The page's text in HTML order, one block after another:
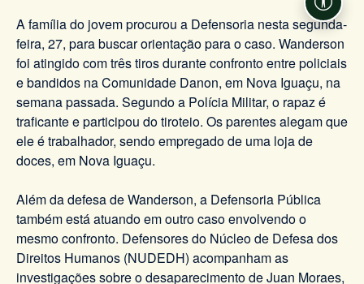
A família do jovem procurou a Defensoria nesta segunda-
feira, 27, para buscar orientação para o caso. Wanderson
foi atingido com três tiros durante confronto entre policiais
e bandidos na Comunidade Danon, em Nova Iguaçu, na
semana passada. Segundo a Polícia Militar, o rapaz é
traficante e participou do tiroteio. Os parentes alegam que
ele é trabalhador, sendo empregado de uma loja de
doces, em Nova Iguaçu.
Além da defesa de Wanderson, a Defensoria Pública
também está atuando em outro caso envolvendo o
mesmo confronto. Defensores do Núcleo de Defesa dos
Direitos Humanos (NUDEDH) acompanham as
investigações sobre o desaparecimento de Juan Moraes,